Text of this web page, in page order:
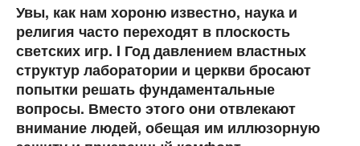
Увы, как нам хороню известно, наука и
религия часто переходят в плоскость
светских игр. I Год давлением властных
структур лаборатории и церкви бросают
попытки решать фундаментальные
вопросы. Вместо этого они отвлекают
внимание людей, обещая им иллюзорную